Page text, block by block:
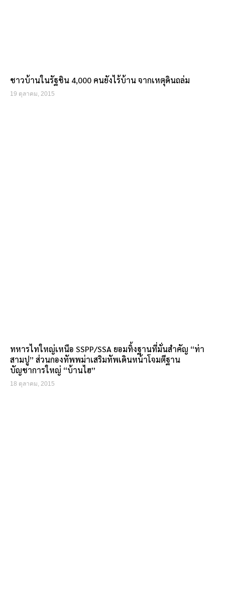
ชาวบ้านในรัฐชิน 4,000 คนยังไร้บ้าน จากเหตุดินถล่ม
19 ตุลาคม, 2015
ทหารไทใหญ่เหนือ SSPP/SSA ยอมทิ้งฐานที่มั่นสำคัญ “ท่า
สามปู” ส่วนกองทัพพม่าเสริมทัพเดินหน้าโจมตีฐาน
บัญชาการใหญ่ “บ้านไฮ”
18 ตุลาคม, 2015